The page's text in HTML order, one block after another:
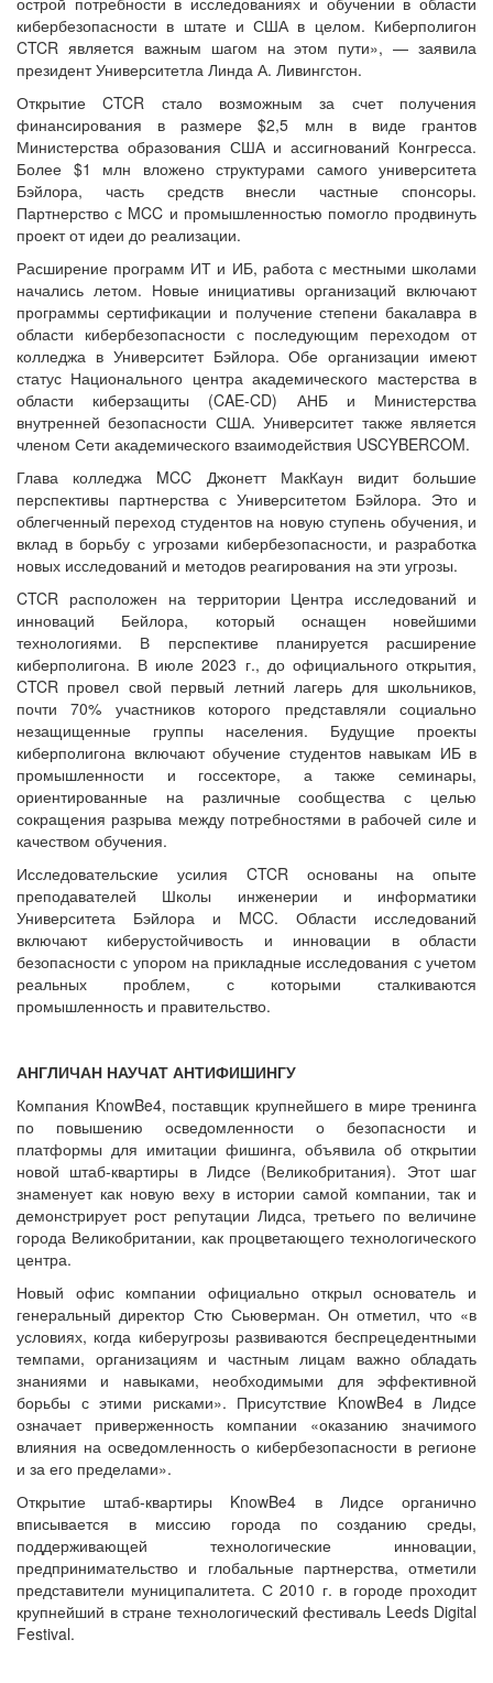
кибербезопасности в штате и США в целом. Киберполигон
CTCR является важным шагом на этом пути», — заявила
президент Университетла Линда А. Ливингстон.
Открытие CTCR стало возможным за счет получения
финансирования в размере $2,5 млн в виде грантов
Министерства образования США и ассигнований Конгресса.
Более $1 млн вложено структурами самого университета
Бэйлора, часть средств внесли частные спонсоры.
Партнерство с MCC и промышленностью помогло продвинуть
проект от идеи до реализации.
Расширение программ ИТ и ИБ, работа с местными школами
начались летом. Новые инициативы организаций включают
программы сертификации и получение степени бакалавра в
области кибербезопасности с последующим переходом от
колледжа в Университет Бэйлора. Обе организации имеют
статус Национального центра академического мастерства в
области киберзащиты (CAE-CD) АНБ и Министерства
внутренней безопасности США. Университет также является
членом Сети академического взаимодействия USCYBERCOM.
Глава колледжа MCC Джонетт МакКаун видит большие
перспективы партнерства с Университетом Бэйлора. Это и
облегченный переход студентов на новую ступень обучения, и
вклад в борьбу с угрозами кибербезопасности, и разработка
новых исследований и методов реагирования на эти угрозы.
CTCR расположен на территории Центра исследований и
инноваций Бейлора, который оснащен новейшими
технологиями. В перспективе планируется расширение
киберполигона. В июле 2023 г., до официального открытия,
CTCR провел свой первый летний лагерь для школьников,
почти 70% участников которого представляли социально
незащищенные группы населения. Будущие проекты
киберполигона включают обучение студентов навыкам ИБ в
промышленности и госсекторе, а также семинары,
ориентированные на различные сообщества с целью
сокращения разрыва между потребностями в рабочей силе и
качеством обучения.
Исследовательские усилия CTCR основаны на опыте
преподавателей Школы инженерии и информатики
Университета Бэйлора и MCC. Области исследований
включают киберустойчивость и инновации в области
безопасности с упором на прикладные исследования с учетом
реальных проблем, с которыми сталкиваются
промышленность и правительство.
АНГЛИЧАН НАУЧАТ АНТИФИШИНГУ
Компания KnowBe4, поставщик крупнейшего в мире тренинга
по повышению осведомленности о безопасности и
платформы для имитации фишинга, объявила об открытии
новой штаб-квартиры в Лидсе (Великобритания). Этот шаг
знаменует как новую веху в истории самой компании, так и
демонстрирует рост репутации Лидса, третьего по величине
города Великобритании, как процветающего технологического
центра.
Новый офис компании официально открыл основатель и
генеральный директор Стю Сьюверман. Он отметил, что «в
условиях, когда киберугрозы развиваются беспрецедентными
темпами, организациям и частным лицам важно обладать
знаниями и навыками, необходимыми для эффективной
борьбы с этими рисками». Присутствие KnowBe4 в Лидсе
означает приверженность компании «оказанию значимого
влияния на осведомленность о кибербезопасности в регионе
и за его пределами».
Открытие штаб-квартиры KnowBe4 в Лидсе органично
вписывается в миссию города по созданию среды,
поддерживающей технологические инновации,
предпринимательство и глобальные партнерства, отметили
представители муниципалитета. С 2010 г. в городе проходит
крупнейший в стране технологический фестиваль Leeds Digital
Festival.